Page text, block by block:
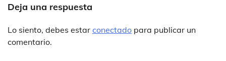
Deja una respuesta
Lo siento, debes estar conectado para publicar un
comentario.